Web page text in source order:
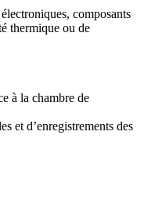
composants
thermique ou de
à la chambre de
et d’enregistrements des